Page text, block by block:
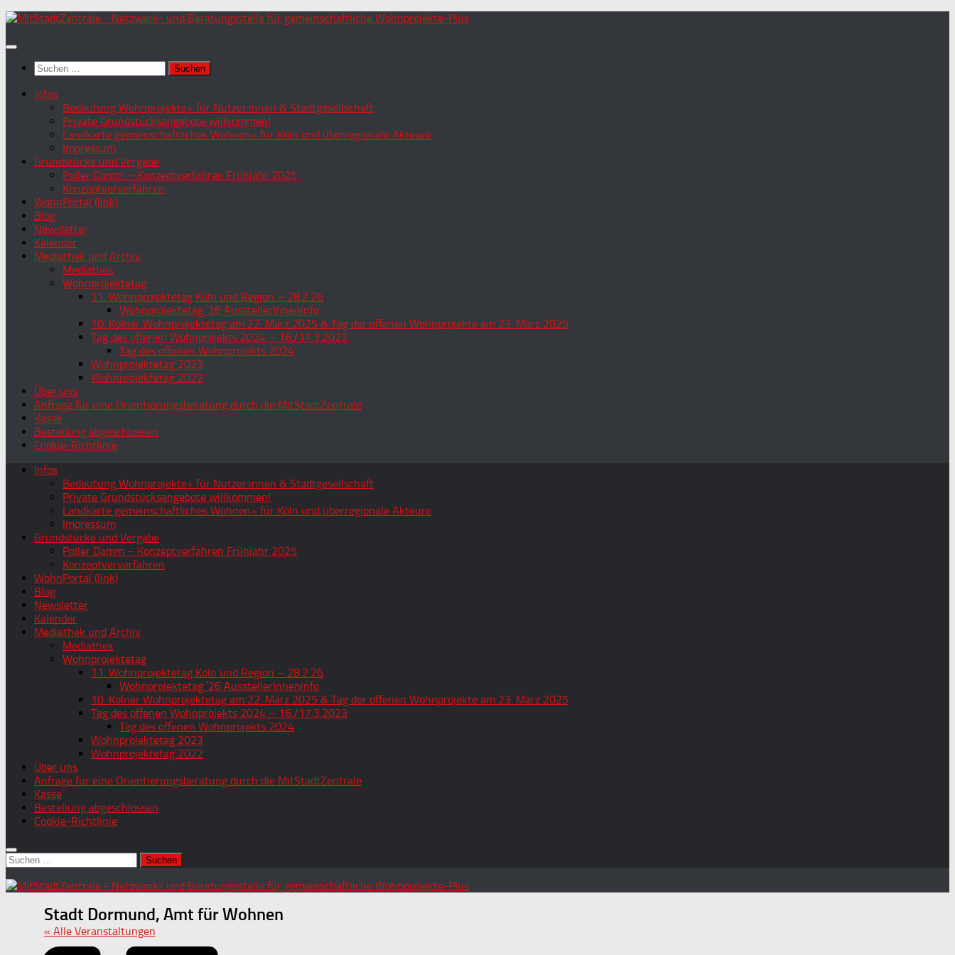
Zum
springen
Suchen
nach:
Infos
Bedeutung Wohnprojekte+ für Nutzer:innen & Stadtgesellschaft
Private Grundstücksangebote willkommen!
Landkarte gemeinschaftliches Wohnen+ für Köln und überregionale Akteure
Impressum
Grundstücke und Vergabe
Poller Damm – Konzeptverfahren Frühjahr 2025
Konzeptververfahren
WohnPortal (link)
Blog
Newsletter
Kalender
Mediathek und Archiv
Mediathek
Wohnprojektetag
11. Wohnprojektetag Köln und Region – 28.2.26
Wohnprojektetag ’26 AusstellerInneninfo
10. Kölner Wohnprojektetag am 22. März 2025 & Tag der offenen Wohnprojekte am 23. März 2025
Tag des offenen Wohnprojekts 2024 – 16./17.3.2023
Tag des offenen Wohnprojekts 2024
Wohnprojektetag 2023
Wohnprojektetag 2022
Über uns
Anfrage für eine Orientierungsberatung durch die MitStadtZentrale
Kasse
Bestellung abgeschlossen
Cookie-Richtlinie
Infos
Bedeutung Wohnprojekte+ für Nutzer:innen & Stadtgesellschaft
Private Grundstücksangebote willkommen!
Landkarte gemeinschaftliches Wohnen+ für Köln und überregionale Akteure
Impressum
Grundstücke und Vergabe
Poller Damm – Konzeptverfahren Frühjahr 2025
Konzeptververfahren
WohnPortal (link)
Blog
Newsletter
Kalender
Mediathek und Archiv
Mediathek
Wohnprojektetag
11. Wohnprojektetag Köln und Region – 28.2.26
Wohnprojektetag ’26 AusstellerInneninfo
10. Kölner Wohnprojektetag am 22. März 2025 & Tag der offenen Wohnprojekte am 23. März 2025
Tag des offenen Wohnprojekts 2024 – 16./17.3.2023
Tag des offenen Wohnprojekts 2024
Wohnprojektetag 2023
Wohnprojektetag 2022
Über uns
Anfrage für eine Orientierungsberatung durch die MitStadtZentrale
Kasse
Bestellung abgeschlossen
Cookie-Richtlinie
Suchen
nach:
Stadt Dormund, Amt für Wohnen
« Alle Veranstaltungen